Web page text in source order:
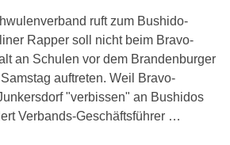
ruft zum Bushido-
Rapper soll nicht beim Bravo-
an Schulen vor dem Brandenburger
auftreten. Weil Bravo-
"verbissen" an Bushidos
Verbands-Geschäftsführer …